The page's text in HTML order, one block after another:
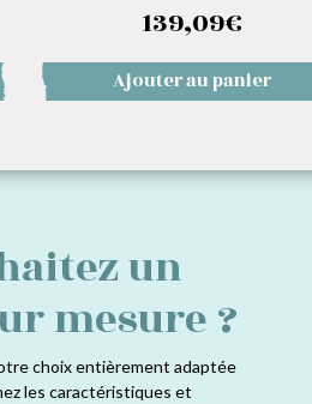
139,09€
Ajouter au panier
un
mesure ?
choix entièrement adaptée
les caractéristiques et